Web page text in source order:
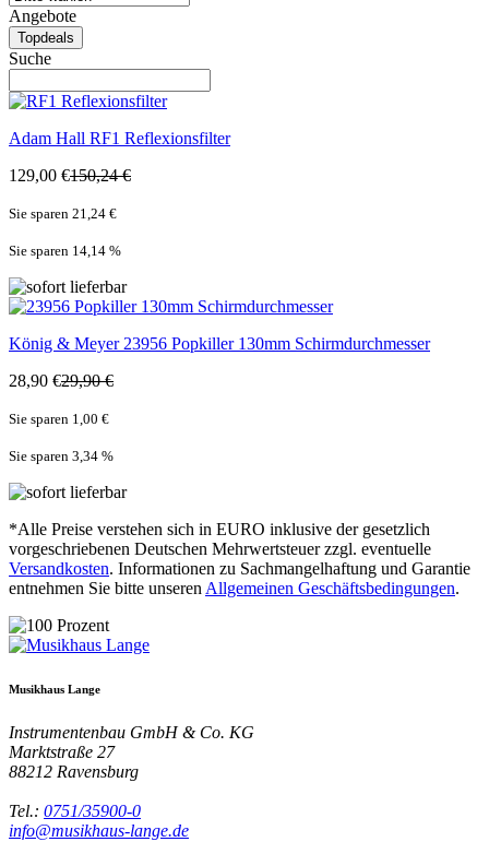
Angebote
Topdeals
Suche
Adam Hall RF1 Reflexionsfilter
129,00 €150,24 €
Sie sparen 21,24 €
Sie sparen 14,14 %
König & Meyer23956 Popkiller 130mm Schirmdurchmesser
28,90 €29,90 €
Sie sparen 1,00 €
Sie sparen 3,34 %
*Alle Preise verstehen sich in EURO inklusive der gesetzlich
vorgeschriebenen Deutschen Mehrwertsteuer zzgl. eventuelle
Versandkosten. Informationen zu Sachmangelhaftung und Garantie
entnehmen Sie bitte unserenAllgemeinen Geschäftsbedingungen.
Musikhaus Lange
Instrumentenbau GmbH & Co. KG
Marktstraße 27
88212 Ravensburg
Tel.: 0751/35900-0
info@musikhaus-lange.de